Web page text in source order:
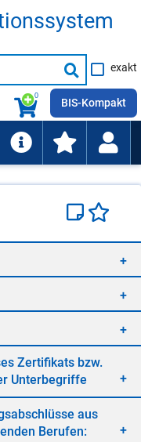
Suche
starten
exakt
0
BIS-Kompakt
Zer­ti­fi­kats bzw.
Un­ter­be­grif­fe
aus
Be­ru­fen: